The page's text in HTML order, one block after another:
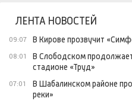
ЛЕНТА НОВОСТЕЙ
09:07 В Кирове прозвучит
08:01
В Слободском
стадионе «Труд»
07:01
В Шабалинском районе
реки»